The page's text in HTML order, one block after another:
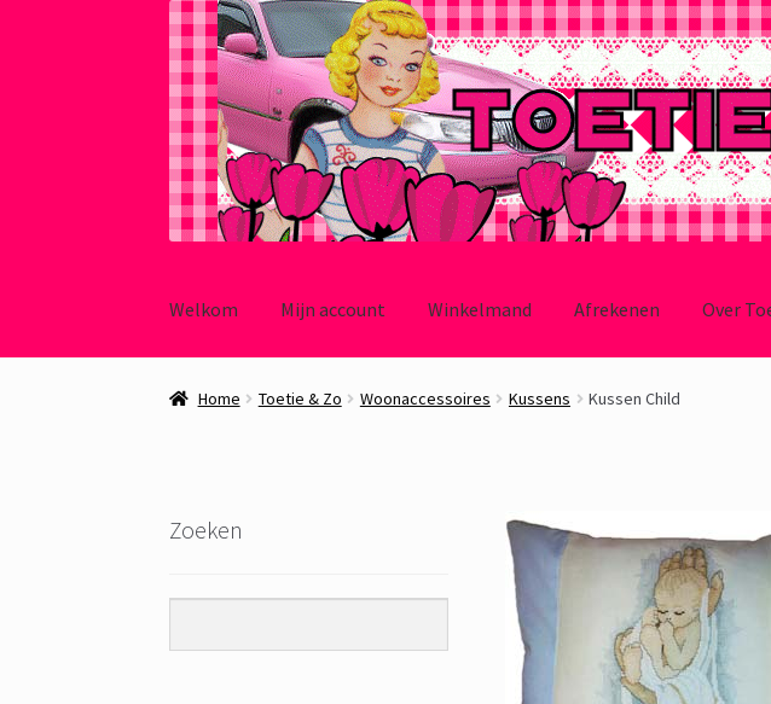
door
naar
Welkom Mijn account Winkelmand Afrekenen Over
Home Toetie & Zo Woonaccessoires Kussens Kussen Child
Zoeken